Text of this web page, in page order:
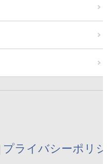
プライバシーポリ